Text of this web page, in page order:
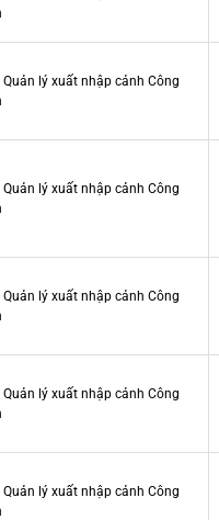
Quản lý xuất nhập cảnh Công
Quản lý xuất nhập cảnh Công
Quản lý xuất nhập cảnh Công
Quản lý xuất nhập cảnh Công
Quản lý xuất nhập cảnh Công